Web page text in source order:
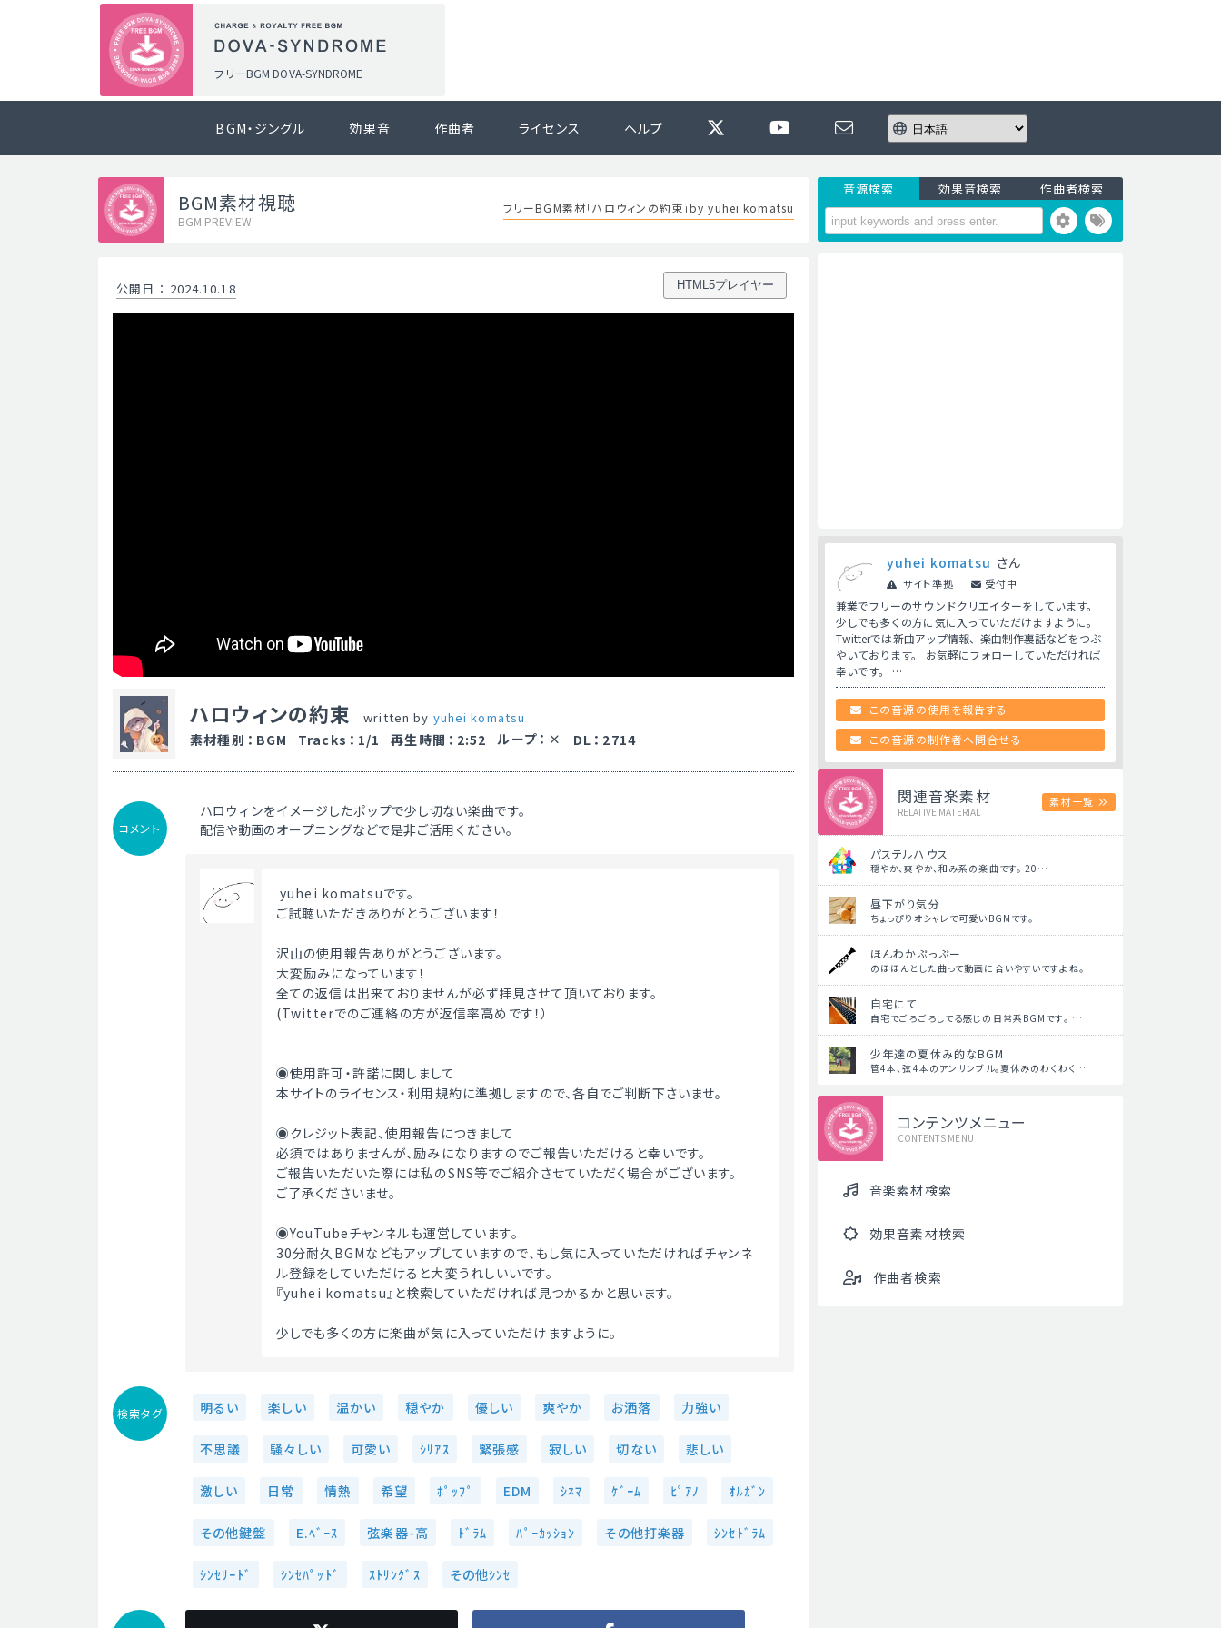
フリーBGM DOVA-SYNDROME
BGM・ジングル 効果音 作曲者 ライセンス ヘルプ
BGM素材視聴
BGM PREVIEW
フリーBGM素材「ハロウィンの約束」by yuhei komatsu
公開日 ： 2024.10.18 HTML5プレイヤー
ハロウィンの約束 written by yuhei komatsu
素材種別 ： BGM Tracks ： 1/1 再生時間 ： 2:52 ループ ： DL ： 2714
コメント
ハロウィンをイメージしたポップで少し切ない楽曲です。
配信や動画のオープニングなどで是非ご活用ください。
yuhei komatsuです。
ご試聴いただきありがとうございます！
沢山の使用報告ありがとうございます。
大変励みになっています！
全ての返信は出来ておりませんが必ず拝見させて頂いております。
(Twitterでのご連絡の方が返信率高めです！）
◉使用許可・許諾に関しまして
本サイトのライセンス・利用規約に準拠しますので、各自でご判断下さいませ。
◉クレジット表記、使用報告につきまして
必須ではありませんが、励みになりますのでご報告いただけると幸いです。
ご報告いただいた際には私のSNS等でご紹介させていただく場合がございます。
ご了承くださいませ。
◉YouTubeチャンネルも運営しています。
30分耐久BGMなどもアップしていますので、もし気に入っていただければチャンネ
ル登録をしていただけると大変うれしいいです。
『yuhei komatsu』と検索していただければ見つかるかと思います。
少しでも多くの方に楽曲が気に入っていただけますように。
検索タグ 明るい 楽しい 温かい 穏やか 優しい 爽やか お洒落 力強い
不思議 騒々しい 可愛い ｼﾘｱｽ 緊張感 寂しい 切ない 悲しい
激しい 日常 情熱 希望 ﾎﾟｯﾌﾟ EDM ｼﾈﾏ ｹﾞｰﾑ ﾋﾟｱﾉ ｵﾙｶﾞﾝ
その他鍵盤 E.ﾍﾞｰｽ 弦楽器-高 ﾄﾞﾗﾑ ﾊﾟｰｶｯｼｮﾝ その他打楽器 ｼﾝｾﾄﾞﾗﾑ
ｼﾝｾﾘｰﾄﾞ ｼﾝｾﾊﾟｯﾄﾞ ｽﾄﾘﾝｸﾞｽ その他ｼﾝｾ
音源検索 効果音検索 作曲者検索
yuhei komatsu さん
サイト準拠 受付中
兼業でフリーのサウンドクリエイターをしています。
少しでも多くの方に気に入っていただけますように。
Twitterでは新曲アップ情報、楽曲制作裏話などをつぶ
やいております。 お気軽にフォローしていただければ
幸いです。 …
この音源の使用を報告する
この音源の制作者へ問合せる
関連音楽素材
RELATIVE MATERIAL
素材一覧
パステルハウス
穏やか、爽やか、和み系の楽曲です。 20…
昼下がり気分
ちょっぴりオシャレで可愛いBGMです。 …
ほんわかぷっぷー
のほほんとした曲って動画に合いやすいですよね。…
自宅にて
自宅でごろごろしてる感じの日常系BGMです。 …
少年達の夏休み的なBGM
管4本、弦4本のアンサンブル。夏休みのわくわく…
コンテンツメニュー
CONTENTS MENU
音楽素材検索
効果音素材検索
作曲者検索